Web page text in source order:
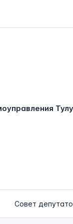
Совет